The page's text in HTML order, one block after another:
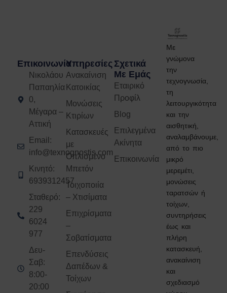
Με
γνώμονα
την
τεχνογνωσία,
τη
λειτουργικότητα
και την
αισθητική,
αναλαμβάνουμε,
από το πιο
μικρό
μερεμέτι,
μονώσεις
ταρατσών ή
τοίχων,
συντηρήσεις
έως και
πλήρη
κατασκευή,
ανακαίνιση
και
σχεδιασμό
Σχετικά
Με Εμάς
Εταιρικό
Προφίλ
Blog
Επιλεγμένα
Ακίνητα
Επικοινωνία
Υπηρεσίες
Ανακαίνιση
Κατοικίας
Μονώσεις
Κτιρίων
Κατασκευές
με
Οπλισμένο
Μπετόν
Τοιχοποιία
– Χτισίματα
Επιχρίσματα
–
Σοβατίσματα
Επενδύσεις
Δαπέδων &
Τοίχων
Επικοινωνία
Νικολάου
Παπαηλία
0,
Μέγαρα –
Αττική
Email:
info@texnognostis.com
Κινητό:
6939312457
Σταθερό:
229
6024
977
Δευ-
Σαβ:
8:00-
20:00